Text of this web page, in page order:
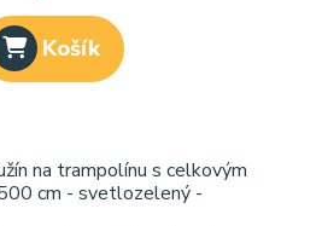
Košík